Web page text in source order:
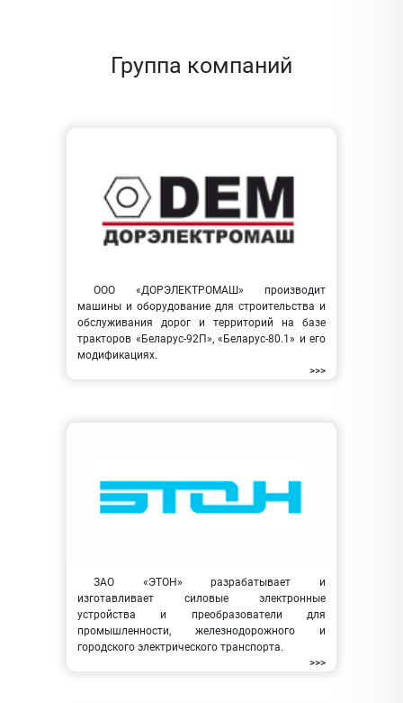
Группа компаний
ООО «ДОРЭЛЕКТРОМАШ» производит
машины и оборудование для строительства и
обслуживания дорог и территорий на базе
тракторов «Беларус-92П», «Беларус-80.1» и его
модификациях.
>>>
ЗАО «ЭТОН» разрабатывает и
изготавливает силовые электронные
устройства и преобразователи для
промышленности, железнодорожного и
городского электрического транспорта.
>>>